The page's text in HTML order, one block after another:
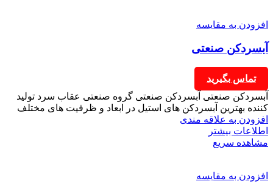
افزودن به مقایسه
آبسردکن صنعتی
تماس بگیرید
آبسردکن صنعتی آبسردکن صنعتی گروه صنعتی عقاب سرد تولید
کننده بهترین آبسردکن های استیل در ابعاد و ظرفیت های مختلف
افزودن به علاقه مندی
اطلاعات بیشتر
مشاهده سریع
افزودن به مقایسه